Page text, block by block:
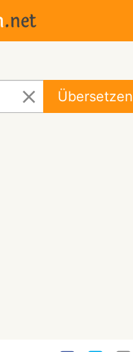
Übersetzen